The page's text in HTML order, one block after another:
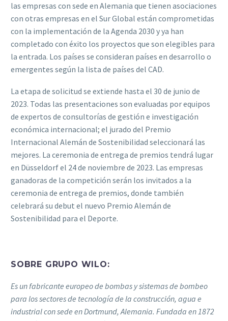
las empresas con sede en Alemania que tienen asociaciones
con otras empresas en el Sur Global están comprometidas
con la implementación de la Agenda 2030 y ya han
completado con éxito los proyectos que son elegibles para
la entrada. Los países se consideran países en desarrollo o
emergentes según la lista de países del CAD.
La etapa de solicitud se extiende hasta el 30 de junio de
2023. Todas las presentaciones son evaluadas por equipos
de expertos de consultorías de gestión e investigación
económica internacional; el jurado del Premio
Internacional Alemán de Sostenibilidad seleccionará las
mejores. La ceremonia de entrega de premios tendrá lugar
en Düsseldorf el 24 de noviembre de 2023. Las empresas
ganadoras de la competición serán los invitados a la
ceremonia de entrega de premios, donde también
celebrará su debut el nuevo Premio Alemán de
Sostenibilidad para el Deporte.
SOBRE GRUPO WILO:
Es un fabricante europeo de bombas y sistemas de bombeo
para los sectores de tecnología de la construcción, agua e
industrial con sede en Dortmund, Alemania. Fundada en 1872